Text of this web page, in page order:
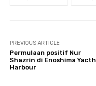
PREVIOUS ARTICLE
Permulaan positif Nur
Shazrin di Enoshima Yacth
Harbour